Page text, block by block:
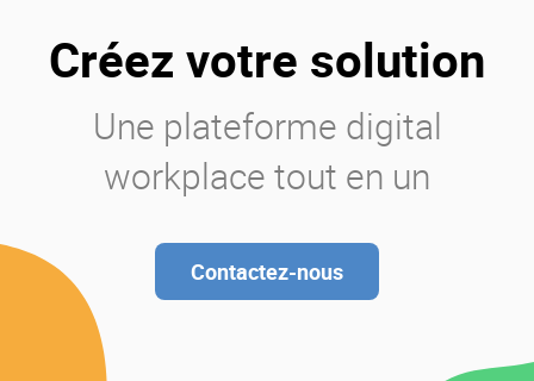
Créez votre solution
Une plateforme digital
workplace tout en un
Contactez-nous